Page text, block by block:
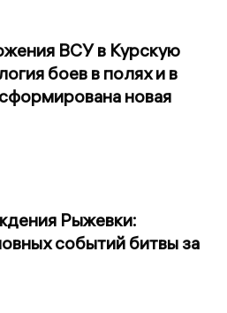
ВСУ в Курскую
боев в полях и в
новая
Рыжевки:
событий битвы за